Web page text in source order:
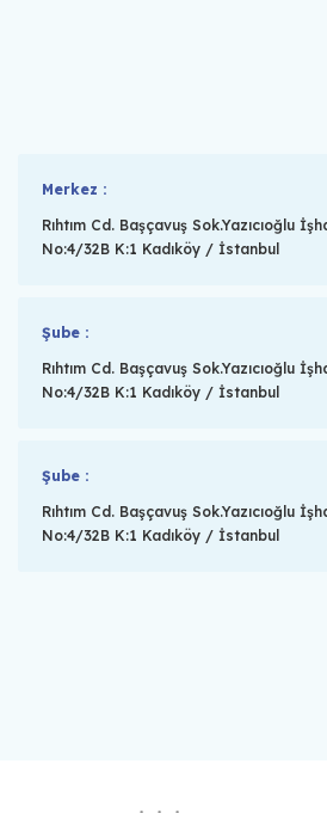
Merkez :
Rıhtım Cd. Başçavuş Sok.Yazıcıoğlu
No:4/32B K:1 Kadıköy / İstanbul
Şube :
Rıhtım Cd. Başçavuş Sok.Yazıcıoğlu
No:4/32B K:1 Kadıköy / İstanbul
Şube :
Rıhtım Cd. Başçavuş Sok.Yazıcıoğlu
No:4/32B K:1 Kadıköy / İstanbul